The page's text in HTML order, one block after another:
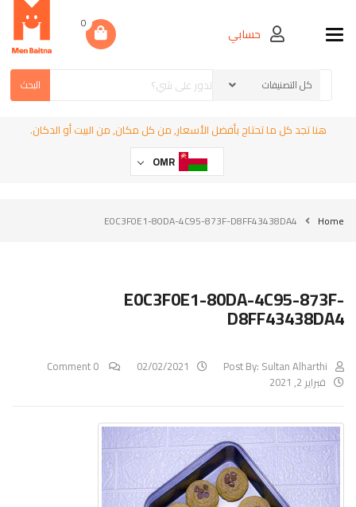
Toggle navigationحسابي
0
البحث
هنا تجد كل ما تحتاج بأفضل الأسعار, من كل مكان, من البيت أو الدكان.
OMR
Home
E0C3F0E1-80DA-4C95-873F-D8FF43438DA4
E0C3F0E1-80DA-4C95-873F-
D8FF43438DA4
Post By: Sultan Alharthi
02/02/2021
فبراير 2, 2021